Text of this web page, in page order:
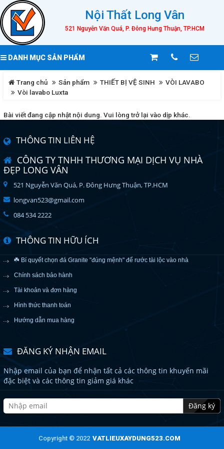
Nội Thất Long Vân
521 Nguyễn Văn Quá, P. Đông Hưng Thuận, TP.HCM
DANH MỤC SẢN PHẨM
Trang chủ Sản phẩm THIẾT BỊ VỆ SINH
VÒI LAVABO
Vòi lavabo Luxta
Bài viết đang cập nhật nội dung. Vui lòng trở lại vào dịp khác.
THÔNG TIN LIÊN HỆ
CÔNG TY TNHH THƯƠNG MẠI DỊCH VỤ NHÀ
ĐẸP LONG VÂN
521 Nguyễn Văn Quá, P. Đông Hưng Thuận, TP.HCM
longvan523@gmail.com
084 534 2222
THÔNG TIN HỮU ÍCH
☘️ Bí quyết chọn đá Granite "đúng mệnh" để rước tài lộc vào nhà
Chính sách bảo hành
Tài khoản và đơn hàng
Hình thức thanh toán
Hướng dẫn mua hàng
ĐĂNG KÝ NHẬN EMAIL
Nhập email của bạn để nhận tất cả các thông tin khuyến mãi
đặc biệt và các thông tin giảm giá khác
Đăng ký
Copyright © 2022 VATLIEUXAYDUNG523.COM